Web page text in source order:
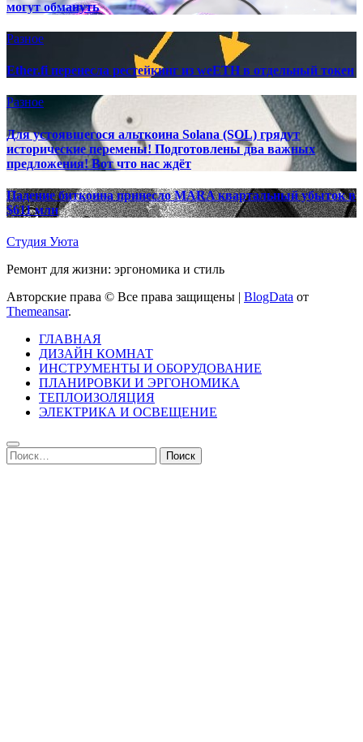
могут обмануть
Разное
Ether.fi перенесла рестейкинг из weETH в отдельный токен
Разное
Для устоявшегося альткоина Solana (SOL) грядут
исторические перемены! Подготовлены два важных
предложения! Вот что нас ждёт
Падение биткоина принесло MARA квартальный убыток в
$611 млн
Студия Уюта
Ремонт для жизни: эргономика и стиль
Авторские права © Все права защищены | BlogData от
Themeansar.
ГЛАВНАЯ
ДИЗАЙН КОМНАТ
ИНСТРУМЕНТЫ И ОБОРУДОВАНИЕ
ПЛАНИРОВКИ И ЭРГОНОМИКА
ТЕПЛОИЗОЛЯЦИЯ
ЭЛЕКТРИКА И ОСВЕЩЕНИЕ
Найти: